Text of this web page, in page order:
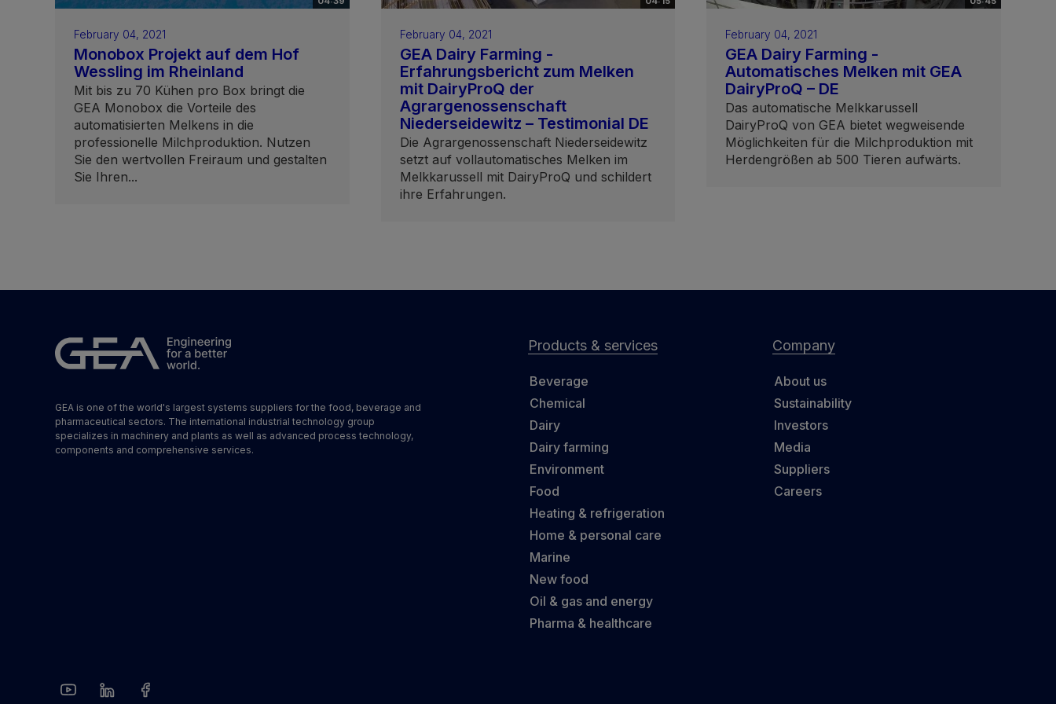
February 04, 2021
Monobox Projekt auf dem Hof
Wessling im Rheinland
Mit bis zu 70 Kühen pro Box bringt die
GEA Monobox die Vorteile des
automatisierten Melkens in die
professionelle Milchproduktion. Nutzen
Sie den wertvollen Freiraum und gestalten
Sie Ihren...
February 04, 2021
GEA Dairy Farming -
Erfahrungsbericht zum Melken
mit DairyProQ der
Agrargenossenschaft
Niederseidewitz – Testimonial DE
Die Agrargenossenschaft Niederseidewitz
setzt auf vollautomatisches Melken im
Melkkarussell mit DairyProQ und schildert
ihre Erfahrungen.
February 04, 2021
GEA Dairy Farming -
Automatisches Melken mit GEA
DairyProQ – DE
Das automatische Melkkarussell
DairyProQ von GEA bietet wegweisende
Möglichkeiten für die Milchproduktion mit
Herdengrößen ab 500 Tieren aufwärts.
GEA is one of the world's largest systems suppliers for the food, beverage and
pharmaceutical sectors. The international industrial technology group
specializes in machinery and plants as well as advanced process technology,
components and comprehensive services.
Products & services
Beverage
Chemical
Dairy
Dairy farming
Environment
Food
Heating & refrigeration
Home & personal care
Marine
New food
Oil & gas and energy
Pharma & healthcare
Company
About us
Sustainability
Investors
Media
Suppliers
Careers